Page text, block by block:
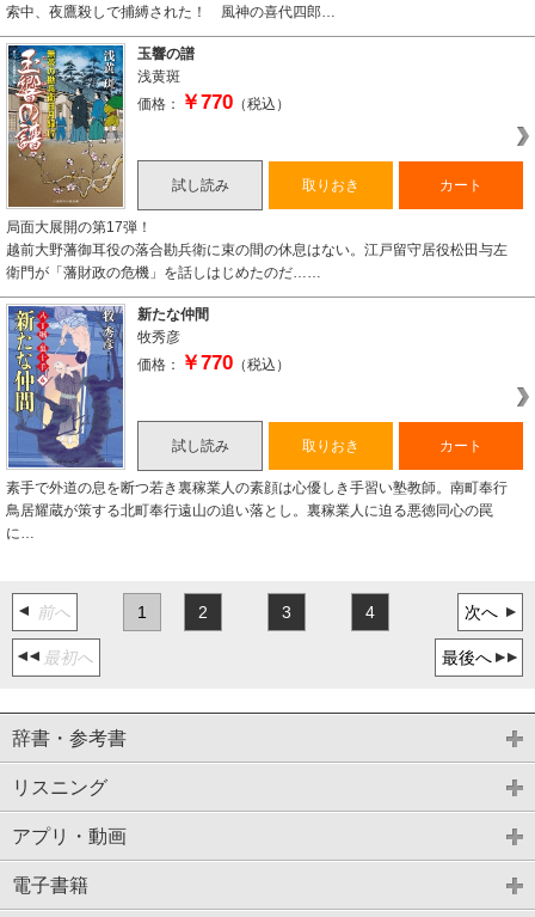
索中、夜鷹殺しで捕縛された！ 風神の喜代四郎…
玉響の譜
浅黄斑
価格：
￥770 （税込）
試し読み 取りおき カート
局面大展開の第17弾！
越前大野藩御耳役の落合勘兵衛に束の間の休息はない。江戸留守居役松田与左
衛門が「藩財政の危機」を話しはじめたのだ……
新たな仲間
牧秀彦
価格：
￥770 （税込）
試し読み 取りおき カート
素手で外道の息を断つ若き裏稼業人の素顔は心優しき手習い塾教師。南町奉行
鳥居耀蔵が策する北町奉行遠山の追い落とし。裏稼業人に迫る悪徳同心の罠
に…
最初へ
前へ 1 2 3 4 次へ
最後へ
辞書・参考書
リスニング
アプリ・動画
電子書籍